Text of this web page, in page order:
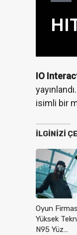
IO
isimli bir
İLGINIZI
Oyun
Yüksek
N95 Yüz…